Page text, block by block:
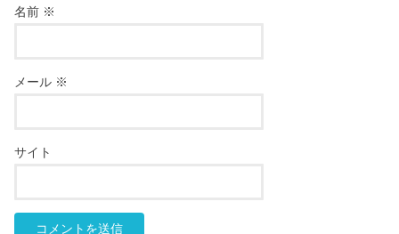
名前 ※
メール ※
サイト